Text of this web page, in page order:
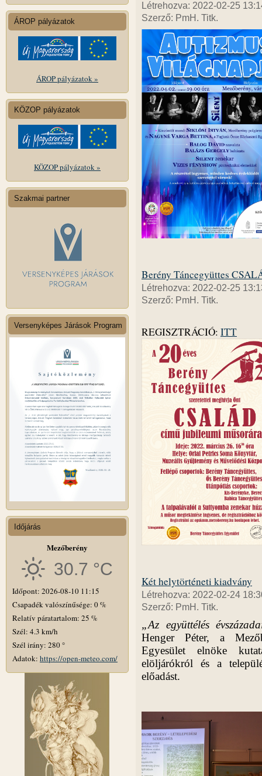
ÁROP pályázatok
ÁROP pályázatok »
KÖZOP pályázatok
KÖZOP pályázatok »
Szakmai partner
Versenyképes Járások Program
Időjárás
Mezőberény
30.7 °C
Időpont: 2026-08-10 11:15
Csapadék valószínűsége: 0 %
Relatív páratartalom: 25 %
Szél: 4.3 km/h
Szél irány: 280 °
Adatok: https://open-meteo.com/
Létrehozva: 2022-02-25
Szerző: PmH. Titk.
Berény Táncegyüttes
Létrehozva: 2022-02-25
Szerző: PmH. Titk.
REGISZTRÁCIÓ: ITT
Két helytörténeti kiadvány
Létrehozva: 2022-02-24
Szerző: PmH. Titk.
„Az együttélés
Henger Péter, a
Egyesület elnöke
elöljárókról és a
előadást.